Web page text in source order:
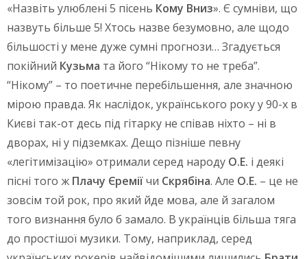
«Назвіть улюблені 5 пісень Кому Вниз». Є сумніви, що
назвуть більше 5! Хтось назве безумовно, але щодо
більшості у мене дуже сумні прогнози… Згадується
покійний Кузьма та його “Нікому то не треба”.
“Нікому” – то поетичне перебільшення, але значною
мірою правда. Як наслідок, українського року у 90-х в
Києві так-от десь під гітарку не співав ніхто – ні в
дворах, ні у підземках. Дещо пізніше певну
«легітимізацію» отримали серед народу О.Е. і деякі
пісні того ж Плачу Єреміїчи Скрябіна. Але О.Е. – це не
зовсім той рок, про який йде мова, але й загалом
того визнання було б замало. В українців більша тяга
до простішої музики. Тому, наприклад, серед